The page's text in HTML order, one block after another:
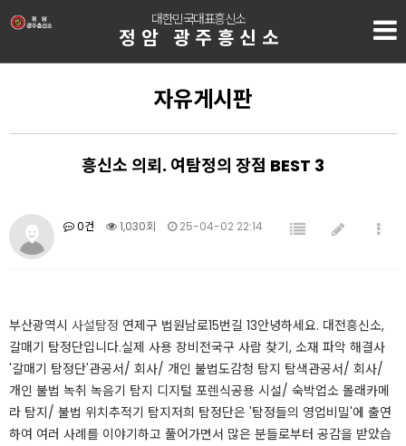
대한민국대표흥신소
정암 광주흥신소
자유게시판
흥신소 의뢰. 여탐정의 장점 BEST 3
0건 1,030회 25-04-02 22:14
부산광역시 사설탐정 연제구 법원남로15번길 13​​안녕하세요. 대전흥신소,
갈매기 탐정단입니다.​​실제 사용 장비전국구 사람 찾기, 소재 파악 해결사
'갈매기 탐정단'관공서/ 회사/ 개인 불법도감청 탐지 탐색관공서/ 회사/
개인 불법 녹취 녹음기 탐지 디지털 포렌식공용 시설/ 숙박업소 몰래카메
라 탐지/ 불법 위치추적기 탐지​​저희 탐정단은 '탐정들의 영업비밀'에 출연
하여 여러 사례를 이야기하고 풀어가면서 많은 분들로부터 공감을 받았습